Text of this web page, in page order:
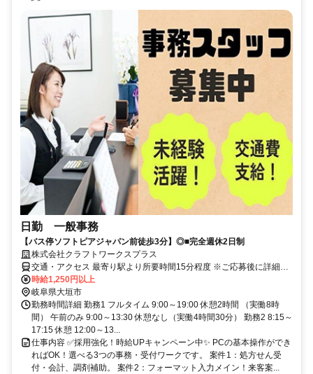
日勤 一般事務
【バス停ソフトピアジャパン前徒歩3分】◎■完全週休2日制
株式会社クラフトワークスプラス
交通・アクセス 最寄り駅より所要時間15分程度 ※ご応募後に詳細の
勤務地をお伝えします。
時給1,250円以上
岐阜県大垣市
勤務時間詳細 勤務1 フルタイム 9:00～19:00 休憩2時間 （実働8時
間） 午前のみ 9:00～13:30 休憩なし（実働4時間30分） 勤務2 8:15～
17:15 休憩 12:00～13...
仕事内容 ✅️採用強化！時給UPキャンペーン中✨️ PCの基本操作ができ
ればOK！選べる3つの事務・受付ワークです。 案件1：処方せん受
付・会計、調剤補助。 案件2：フォーマット入力メイン！来客案...